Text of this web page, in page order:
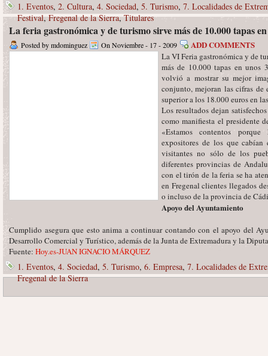
1. Eventos, 2. Cultura, 4. Sociedad, 5. Turismo, 7. Localidades de
Festival,Fregenal de la Sierra,Titulares
La feria gastronómica y de turismo sirve más de 10.000 tapas
Posted by mdominguez On Noviembre - 17 - 2009 ADD COMMENTS
La VI Feria gastronómica y de
más de 10.000 tapas en unos
volvió a mostrar su mejor
conjunto, mejoran las cifras de
superior a los 18.000 euros en
Los resultados dejan
como manifiesta el presidente
«Estamos contentos
expositores de los que
visitantes no sólo de los
diferentes provincias de
con el tirón de la feria se ha
en Fregenal clientes llegados
o incluso de la provincia de
Apoyo del Ayuntamiento
Cumplido asegura que esto anima a continuar contando con el apoyo del
Desarrollo Comercial y Turístico, además de la Junta de Extremadura y la
Fuente: Hoy.es-JUAN IGNACIO MÁRQUEZ
1. Eventos, 4. Sociedad, 5. Turismo, 6. Empresa, 7. Localidades de
Fregenal de la Sierra